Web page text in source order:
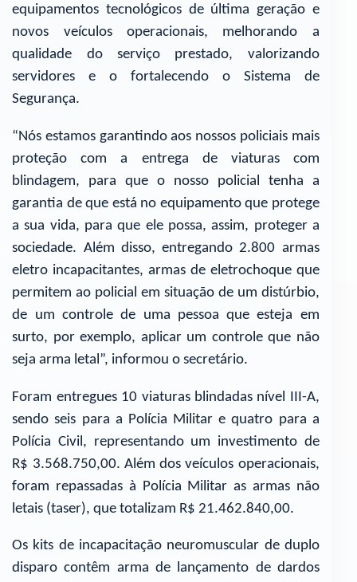
equipamentos tecnológicos de última geração e
novos veículos operacionais, melhorando a
qualidade do serviço prestado, valorizando
servidores e o fortalecendo o Sistema de
Segurança.
“Nós estamos garantindo aos nossos policiais mais
proteção com a entrega de viaturas com
blindagem, para que o nosso policial tenha a
garantia de que está no equipamento que protege
a sua vida, para que ele possa, assim, proteger a
sociedade. Além disso, entregando 2.800 armas
eletro incapacitantes, armas de eletrochoque que
permitem ao policial em situação de um distúrbio,
de um controle de uma pessoa que esteja em
surto, por exemplo, aplicar um controle que não
seja arma letal”, informou o secretário.
Foram entregues 10 viaturas blindadas nível III-A,
sendo seis para a Polícia Militar e quatro para a
Polícia Civil, representando um investimento de
R$ 3.568.750,00. Além dos veículos operacionais,
foram repassadas à Polícia Militar as armas não
letais (taser), que totalizam R$ 21.462.840,00.
Os kits de incapacitação neuromuscular de duplo
disparo contêm arma de lançamento de dardos